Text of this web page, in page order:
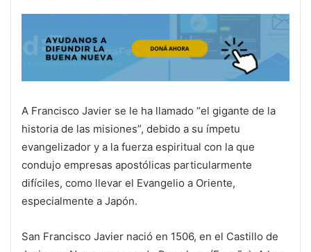
A Francisco Javier se le ha llamado “el gigante de la
historia de las misiones”, debido a su ímpetu
evangelizador y a la fuerza espiritual con la que
condujo empresas apostólicas particularmente
difíciles, como llevar el Evangelio a Oriente,
especialmente a Japón.
San Francisco Javier nació en 1506, en el Castillo de